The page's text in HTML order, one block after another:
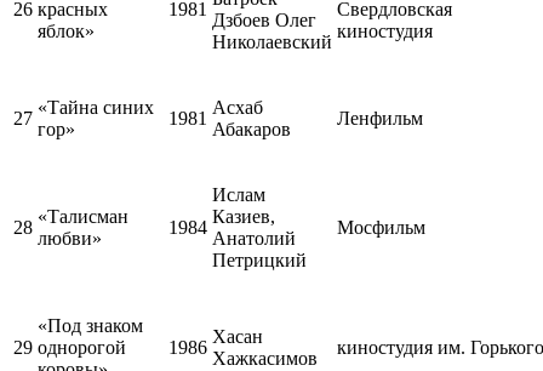
26 красных
яблок»
1981
Дзбоев Олег
Николаевский
Свердловская
киностудия
27
«Тайна синих
гор»
1981
Асхаб
Абакаров
Ленфильм
28
«Талисман
любви»
1984
Ислам
Казиев,
Анатолий
Петрицкий
Мосфильм
29
«Под знаком
однорогой
1986
Хасан
Хажкасимов
киностудия им. Горького